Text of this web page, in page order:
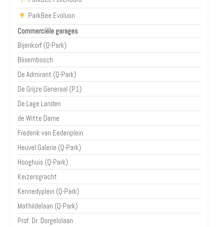
ParkBee Evoluon
Commerciële garages
Bijenkorf (Q-Park)
Blixembosch
De Admirant (Q-Park)
De Grijze Generaal (P1)
De Lage Landen
de Witte Dame
Frederik van Eedenplein
Heuvel Galerie (Q-Park)
Hooghuis (Q-Park)
Keizersgracht
Kennedyplein (Q-Park)
Mathildelaan (Q-Park)
Prof. Dr. Dorgelolaan